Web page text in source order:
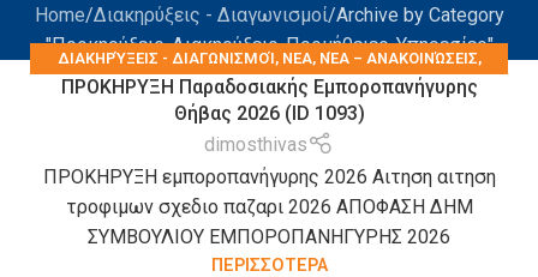
Home Διακηρύξεις - Διαγωνισμοί Archive by Category
"Προκηρύξεις-Διακηρύξεις-Προμήθειες-Υπηρεσίες"
ΔΙΑΚΗΡΎΞΕΙΣ - ΔΙΑΓΩΝΙΣΜΟΊ, ΝΕΑ, ΝΈΑ – ΑΝΑΚΟΙΝΏΣΕΙΣ,
ΠΡΟΚΗΡΎΞΕΙΣ-ΔΙΑΚΗΡΎΞΕΙΣ-ΠΡΟΜΉΘΕΙΕΣ-ΥΠΗΡΕΣΊΕΣ,ΤΑ ΝΈΑ
ΤΟΥ ΔΉΜΟΥ
ΠΡΟΚΗΡΥΞΗ Παραδοσιακής Εμποροπανήγυρης
Θήβας 2026 (ID 1093)
dimosthivas
ΠΡΟΚΗΡΥΞΗ εμποροπανήγυρης 2026 Αιτηση αιτηση
τροφιμων σχεδιο παζαρι 2026 ΑΠΟΦΑΣΗ ΔΗΜ
ΣΥΜΒΟΥΛΙΟΥ ΕΜΠΟΡΟΠΑΝΗΓΥΡΗΣ 2026
ΠΕΡΙΣΣΟΤΕΡΑ